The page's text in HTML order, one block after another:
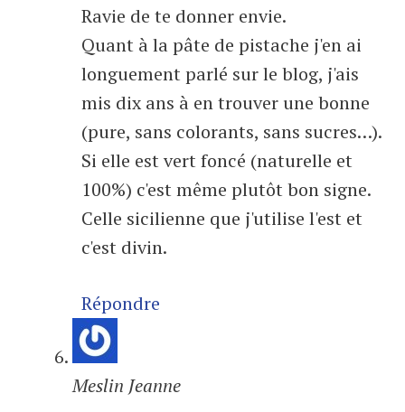
Ravie de te donner envie.
Quant à la pâte de pistache j'en ai
longuement parlé sur le blog, j'ais
mis dix ans à en trouver une bonne
(pure, sans colorants, sans sucres…).
Si elle est vert foncé (naturelle et
100%) c'est même plutôt bon signe.
Celle sicilienne que j'utilise l'est et
c'est divin.
Répondre
Meslin Jeanne